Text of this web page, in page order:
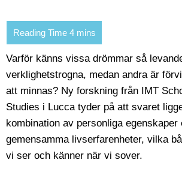
Varför känns vissa drömmar så
verklighetstrogna, medan andra är
att minnas? Ny forskning från IMT
Studies i Lucca tyder på att svaret
kombination av personliga egenskaper
gemensamma livserfarenheter, vilka
vi ser och känner när vi sover.